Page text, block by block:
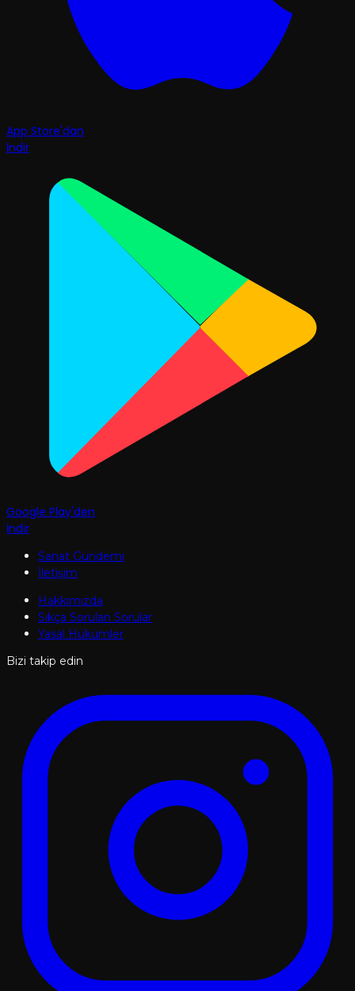
App Store'dan
İndir
Google Play'den
İndir
Sanat Gündemi
İletişim
Hakkımızda
Sıkça Sorulan Sorular
Yasal Hükümler
Bizi takip edin